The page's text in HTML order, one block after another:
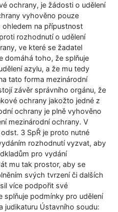
ochrany, je žádosti o udělení
vyhověno pouze
ohledem na přípustnost
rozhodnutí o udělení
ve které se žadatel
domáhá toho, že splňuje
azylu, a že mu tedy
tato forma mezinárodní
závěr správního orgánu, že
ochrany jakožto jedné z
ochrany je plně vyhověno
mezinárodní ochrany. V
3 SpŘ je proto nutné
rozhodnutí vyzvat, aby
pro vydání
mu tak prostor, aby se
svých tvrzení či dalších
více podpořit své
splňuje podmínky pro udělení
judikaturu Ústavního soudu: